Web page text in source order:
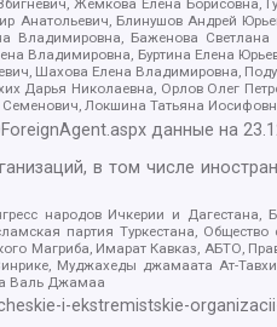
Жемкова Елена
Анатольевич, Блинушов Андрей
Владимировна, Баженова
Владимировна, Буртина Елена
Шахова Елена Владимировна,
Дарья Николаевна, Орлов Олег
Локшина Татьяна
данные на
в том числе
народов Ичкерии и Дагестана,
партия Туркестана,
Магриба, Имарат Кавказ, АБТО,
Муджахеды джамаата Ат-
Валь Джамаа
i-ekstremistskie-